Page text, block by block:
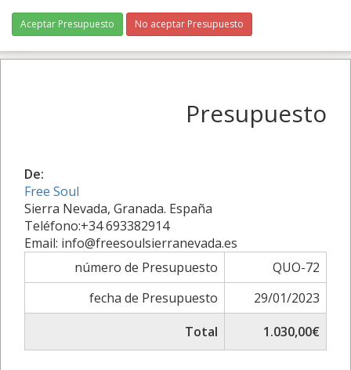
Aceptar Presupuesto No aceptar Presupuesto
Presupuesto
De:
Free Soul
Sierra Nevada, Granada. España
Teléfono:+34 693382914
Email: info@freesoulsierranevada.es
número de Presupuesto
QUO-72
fecha de Presupuesto
29/01/2023
Total
1.030,00€